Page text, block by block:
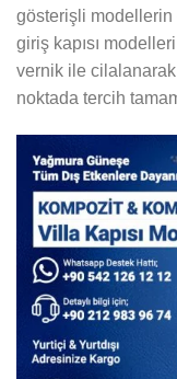
gösterişli
giriş kapısı
vernik ile
noktada tercih